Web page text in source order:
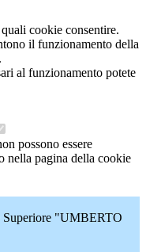
cookie consentire.
il funzionamento della
al funzionamento potete
possono essere
nella pagina della cookie
Superiore "UMBERTO